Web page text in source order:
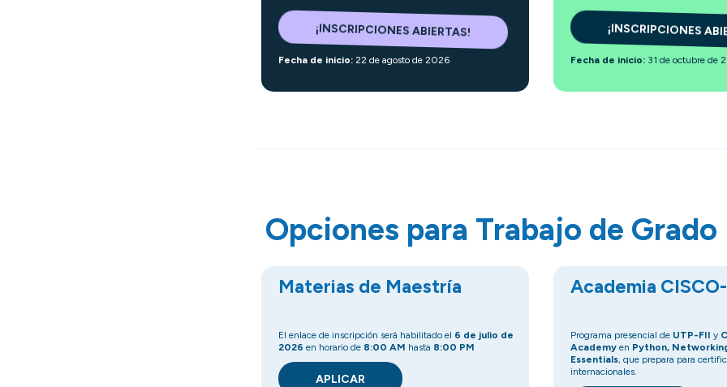
¡INSCRIPCIONES ABIERTAS!
Fecha de inicio: 22 de agosto de 2026
¡INSCRIPCIONES
Fecha de inicio: 31 de octubre de
Opciones para Trabajo de Grado
Materias de Maestría
⁠El enlace de inscripción será habilitado el 6 de julio de
2026 en horario de 8:00 AM hasta 8:00 PM
APLICAR
Academia
Programa presencial de UTP-FII y
Academy en Python,
Essentials, que prepara para
internacionales.